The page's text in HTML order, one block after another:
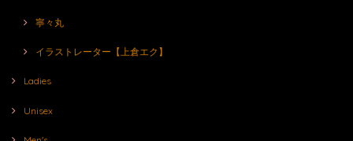
寧々丸
イラストレーター【上倉エク】
Ladies
Unisex